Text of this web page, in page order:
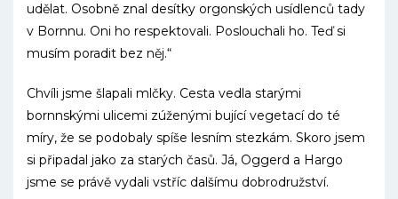
udělat. Osobně znal desítky orgonských usídlenců tady
v Bornnu. Oni ho respektovali. Poslouchali ho. Teď si
musím poradit bez něj.“
Chvíli jsme šlapali mlčky. Cesta vedla starými
bornnskými ulicemi zúženými bující vegetací do té
míry, že se podobaly spíše lesním stezkám. Skoro jsem
si připadal jako za starých časů. Já, Oggerd a Hargo
jsme se právě vydali vstříc dalšímu dobrodružství.